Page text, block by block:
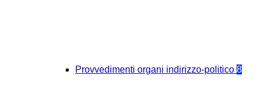
Provvedimenti organi indirizzo-politico 8